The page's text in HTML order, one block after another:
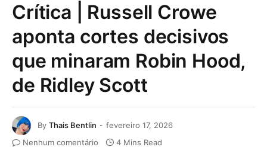
Crítica | Russell Crowe
aponta cortes decisivos
que minaram Robin Hood,
de Ridley Scott
By Thais Bentlin
fevereiro 17, 2026
Nenhum comentário
4 Mins Read